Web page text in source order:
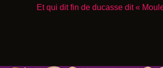
Et qui dit fin de ducasse dit «